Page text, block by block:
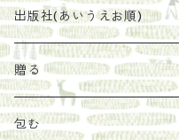
太山寺珈琲焙煎室
塩
オリーブオイル
その他
石けん
ヘチマたわし
陶器
刊行から時間が経ったけれ
贈り物に勧めたい絵本
紀伊半島ブックマルシェ関
出版社(あいうえお順)
らくだ舎出帆室
リトルプレス
贈る
包装
包む